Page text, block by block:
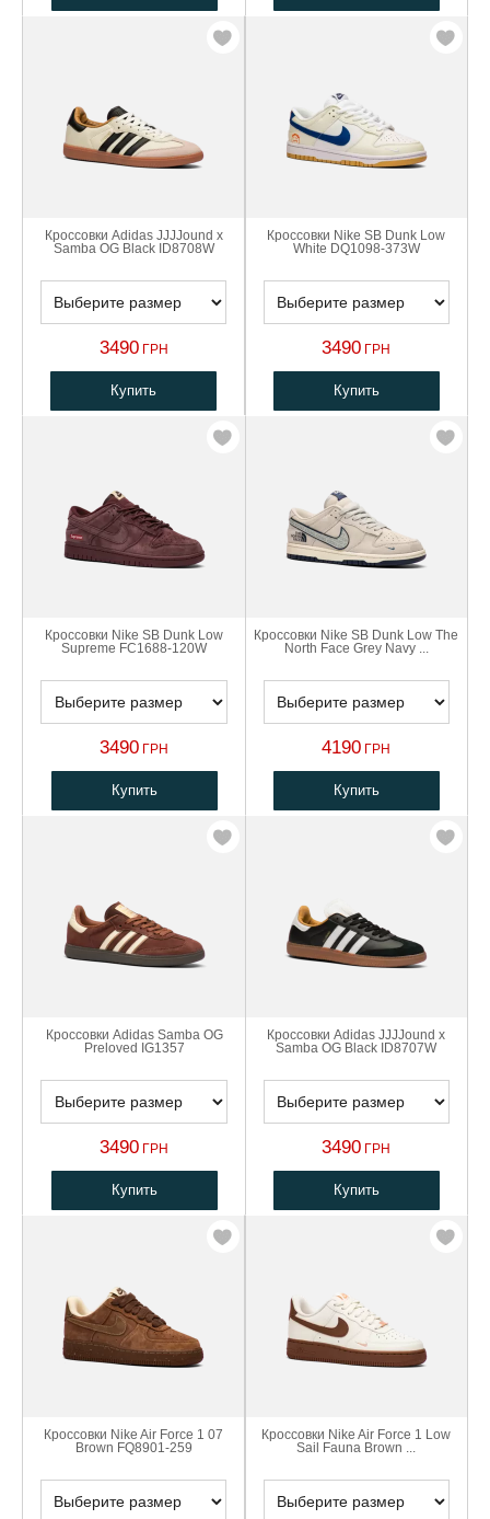
Кроссовки Adidas JJJJound x
Samba OG Black ID8708W
3490ГРН
Купить
Кроссовки Nike SB Dunk Low
White DQ1098-373W
3490 ГРН
Купить
Кроссовки Nike SB Dunk Low
Supreme FC1688-120W
3490 ГРН
Купить
Кроссовки Nike SB Dunk Low The
North Face Grey Navy ...
4190 ГРН
Купить
Кроссовки Adidas Samba OG
Preloved IG1357
3490 ГРН
Купить
Кроссовки Adidas JJJJound x
Samba OG Black ID8707W
3490 ГРН
Купить
Кроссовки Nike Air Force 1 07
Brown FQ8901-259
Кроссовки Nike Air Force 1 Low
Sail Fauna Brown ...